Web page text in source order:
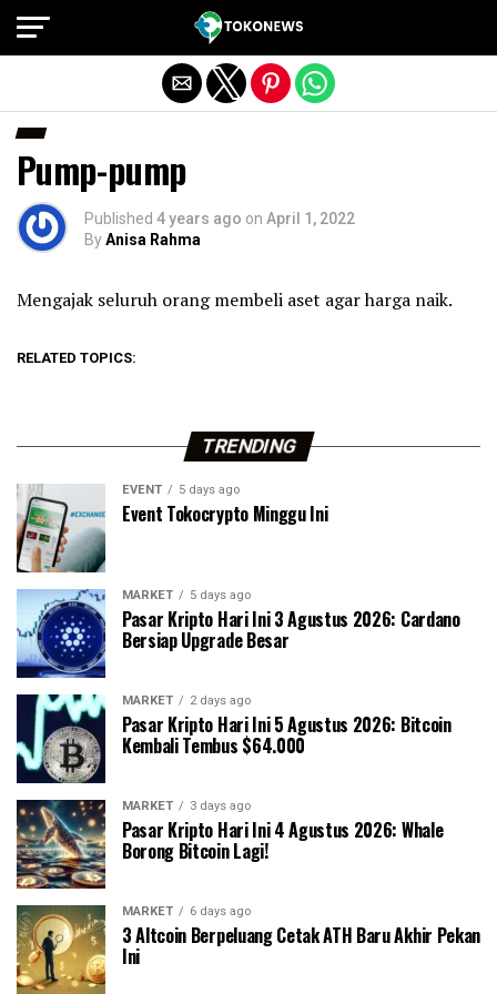
Pump-pump
Published 4 years ago on April 1, 2022
ByAnisa Rahma
Mengajak seluruh orang membeli aset agar harga naik.
RELATED TOPICS:
TRENDING
EVENT 5 days ago
Event Tokocrypto Minggu Ini
MARKET 5 days ago
Pasar Kripto Hari Ini 3 Agustus 2026: Cardano
Bersiap Upgrade Besar
MARKET 2 days ago
Pasar Kripto Hari Ini 5 Agustus 2026: Bitcoin
Kembali Tembus $64.000
MARKET 3 days ago
Pasar Kripto Hari Ini 4 Agustus 2026: Whale
Borong Bitcoin Lagi!
MARKET 6 days ago
3 Altcoin Berpeluang Cetak ATH Baru Akhir Pekan
Ini
Exit mobile version